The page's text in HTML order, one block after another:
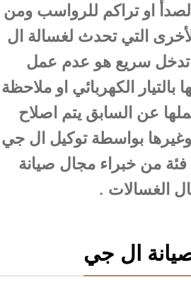
الصدأ او تراكم للرواسب ومن
التي تحدث لغسالة ال
تدخل سريع هو عدم عمل
بالتيار الكهربائي او ملاحظة
عن السابق يتم اصلاح
بواسطة توكيل ال جي
من خبراء مجال صيانة
الغسالات .
ال جي